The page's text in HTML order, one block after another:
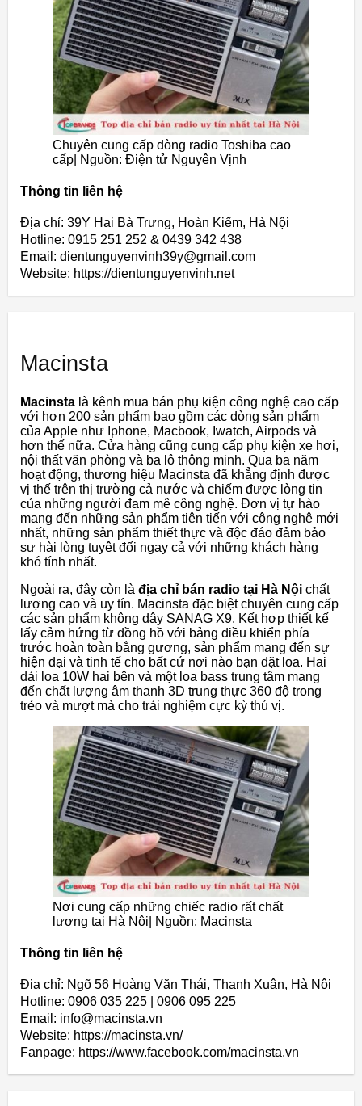
Chuyên cung cấp dòng radio Toshiba cao
cấp| Nguồn: Điện tử Nguyên Vịnh
Thông tin liên hệ
Địa chỉ: 39Y Hai Bà Trưng, Hoàn Kiếm, Hà Nội
Hotline: 0915 251 252 & 0439 342 438
Email: dientunguyenvinh39y@gmail.com
Website: https://dientunguyenvinh.net
Macinsta
Macinsta là kênh mua bán phụ kiện công nghệ cao cấp
với hơn 200 sản phẩm bao gồm các dòng sản phẩm
của Apple như Iphone, Macbook, Iwatch, Airpods và
hơn thế nữa. Cửa hàng cũng cung cấp phụ kiện xe hơi,
nội thất văn phòng và ba lô thông minh. Qua ba năm
hoạt động, thương hiệu Macinsta đã khẳng định được
vị thế trên thị trường cả nước và chiếm được lòng tin
của những người đam mê công nghệ. Đơn vị tự hào
mang đến những sản phẩm tiên tiến với công nghệ mới
nhất, những sản phẩm thiết thực và độc đáo đảm bảo
sự hài lòng tuyệt đối ngay cả với những khách hàng
khó tính nhất.
Ngoài ra, đây còn là địa chỉ bán radio tại Hà Nội chất
lượng cao và uy tín. Macinsta đặc biệt chuyên cung cấp
các sản phẩm không dây SANAG X9. Kết hợp thiết kế
lấy cảm hứng từ đồng hồ với bảng điều khiển phía
trước hoàn toàn bằng gương, sản phẩm mang đến sự
hiện đại và tinh tế cho bất cứ nơi nào bạn đặt loa. Hai
dải loa 10W hai bên và một loa bass trung tâm mang
đến chất lượng âm thanh 3D trung thực 360 độ trong
trẻo và mượt mà cho trải nghiệm cực kỳ thú vị.
Nơi cung cấp những chiếc radio rất chất
lượng tại Hà Nội| Nguồn: Macinsta
Thông tin liên hệ
Địa chỉ: Ngõ 56 Hoàng Văn Thái, Thanh Xuân, Hà Nội
Hotline: 0906 035 225 | 0906 095 225
Email: info@macinsta.vn
Website: https://macinsta.vn/
Fanpage: https://www.facebook.com/macinsta.vn